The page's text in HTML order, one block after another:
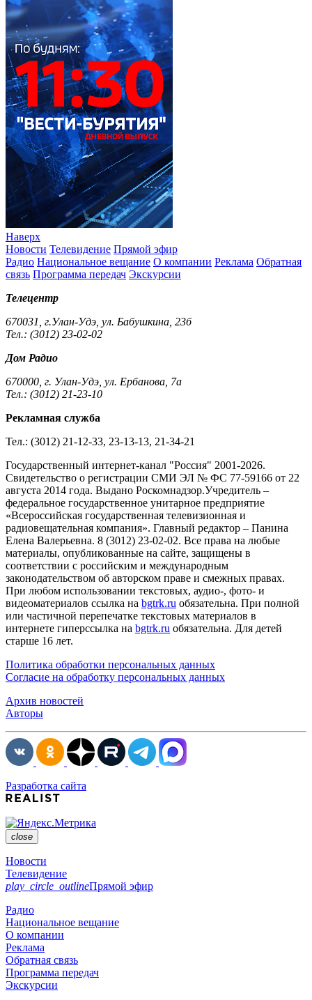
Наверх
Новости Телевидение Прямой эфир
Радио Национальное вещание О компании Реклама Обратная
связь Программа передач Экскурсии
Телецентр
670031, г.Улан-Удэ, ул. Бабушкина, 23б
Тел.: (3012) 23-02-02
Дом Радио
670000, г. Улан-Удэ, ул. Ербанова, 7а
Тел.: (3012) 21-23-10
Рекламная служба
Тел.: (3012) 21-12-33, 23-13-13, 21-34-21
Государственный интернет-канал "Россия" 2001-2026.
Cвидетельство о регистрации СМИ ЭЛ № ФС 77-59166 от 22
августа 2014 года. Выдано Роскомнадзор.Учредитель –
федеральное государственное унитарное предприятие
«Всероссийская государственная телевизионная и
радиовещательная компания». Главный редактор – Панина
Елена Валерьевна. 8 (3012) 23-02-02. Все права на любые
материалы, опубликованные на сайте, защищены в
соответствии с российским и международным
законодательством об авторском праве и смежных правах.
При любом использовании текстовых, аудио-, фото- и
видеоматериалов ссылка на bgtrk.ru обязательна. При полной
или частичной перепечатке текстовых материалов в
интернете гиперссылка на bgtrk.ru обязательна. Для детей
старше 16 лет.
Политика обработки персональных данных
Согласие на обработку персональных данных
Архив новостей
Авторы
Разработка сайта
close
Новости
Телевидение
play_circle_outlineПрямой эфир
Радио
Национальное вещание
О компании
Реклама
Обратная связь
Программа передач
Экскурсии